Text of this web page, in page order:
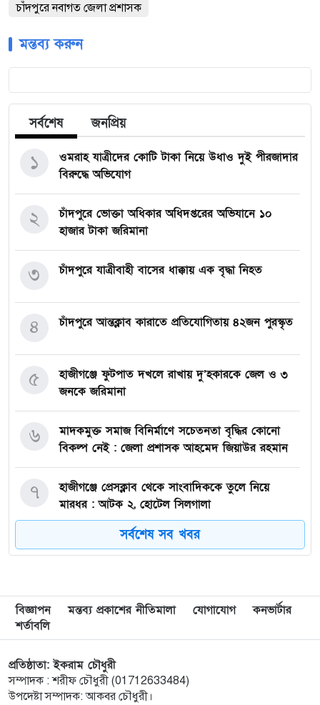
চাঁদপুরে নবাগত জেলা প্রশাসক
মন্তব্য করুন
সর্বশেষ জনপ্রিয়
ওমরাহ যাত্রীদের কোটি টাকা নিয়ে উধাও দুই পীরজাদার
বিরুদ্ধে অভিযোগ
১
চাঁদপুরে ভোক্তা অধিকার অধিদপ্তরের অভিযানে ১০
হাজার টাকা জরিমানা
২
চাঁদপুরে যাত্রীবাহী বাসের ধাক্কায় এক বৃদ্ধা নিহত
৩
চাঁদপুরে আন্তক্লাব কারাতে প্রতিযোগিতায় ৪২জন পুরস্কৃত
৪
হাজীগঞ্জে ফুটপাত দখলে রাখায় দু’হকারকে জেল ও ৩
জনকে জরিমানা
৫
মাদকমুক্ত সমাজ বিনির্মাণে সচেতনতা বৃদ্ধির কোনো
বিকল্প নেই : জেলা প্রশাসক আহমেদ জিয়াউর রহমান
৬
হাজীগঞ্জে প্রেসক্লাব থেকে সাংবাদিককে তুলে নিয়ে
মারধর : আটক ২, হোটেল সিলগালা
৭
মতলব উত্তরে কালাম এন্টারপ্রাইজের মালিককে ২৫
হাজার টাকা জরিমানা
৮
মেরিল প্রথম আলো সমালোচক পুরস্কার ২০২৫ : সেরা
অভিনেতার চূড়ান্ত মনোনয়নে জায়গা করে নিলেন
৯
চাঁদপুরে জাতীয় বিজ্ঞান ও প্রযুক্তি সপ্তাহ উদযাপনের
লক্ষে প্রস্তুতিমূলক সভা
১০
সর্বশেষ সব খবর
বিজ্ঞাপন মন্তব্য প্রকাশের নীতিমালা যোগাযোগ
কনভার্টার
শর্তাবলি
প্রতিষ্ঠাতা: ইকরাম চৌধুরী
সম্পাদক : শরীফ চৌধুরী (01712633484)
উপদেষ্টা সম্পাদক: আকবর চৌধুরী।